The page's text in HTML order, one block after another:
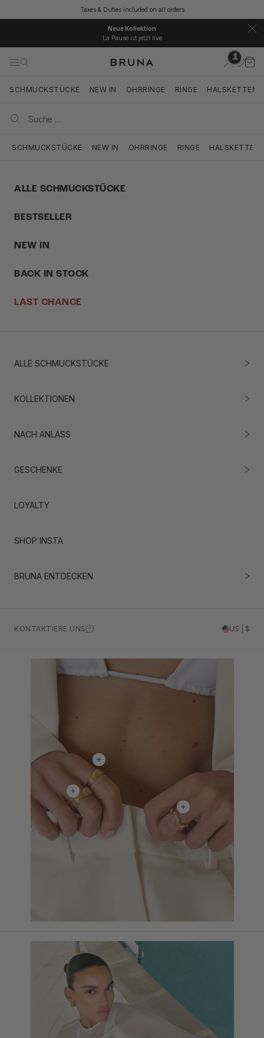
Taxes & Duties included on all orders
Neue Kollektion
La Pause ist jetzt live
BRUNA
Navigationsmenü öffnen
Suche öffnen
1
Suche
SCHMUCKSTÜCKE NEW IN OHRRINGE RINGE HALSKETTEN
SCHMUCKSTÜCKE NEW IN OHRRINGE RINGE HALSKETTEN
ALLE SCHMUCKSTÜCKE
BESTSELLER
NEW IN
BACK IN STOCK
LAST CHANCE
ALLE SCHMUCKSTÜCKE
KOLLEKTIONEN
NACH ANLASS
GESCHENKE
LOYALTY
SHOP INSTA
BRUNA ENTDECKEN
KONTAKTIERE UNS US | $